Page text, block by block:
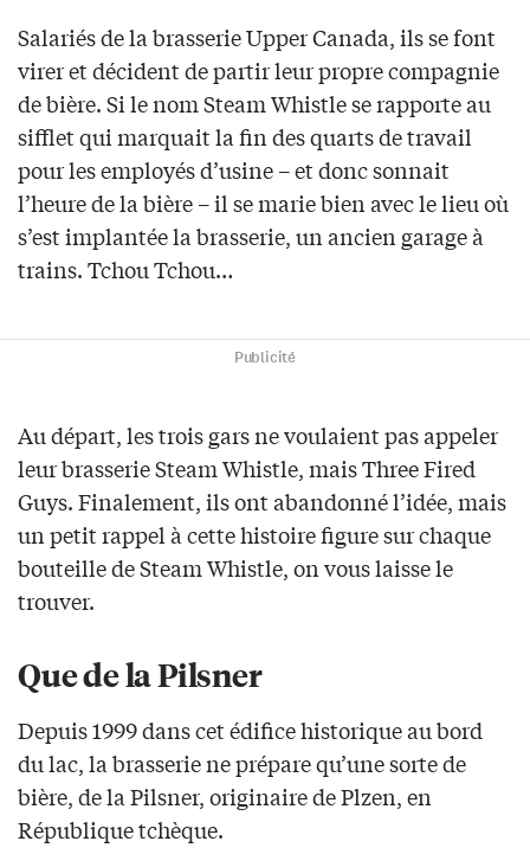
Salariés de la brasserie Upper Canada, ils se font
virer et décident de partir leur propre compagnie
de bière. Si le nom Steam Whistle se rapporte au
sifflet qui marquait la fin des quarts de travail
pour les employés d’usine – et donc sonnait
l’heure de la bière – il se marie bien avec le lieu où
s’est implantée la brasserie, un ancien garage à
trains. Tchou Tchou…
Publicité
Au départ, les trois gars ne voulaient pas appeler
leur brasserie Steam Whistle, mais Three Fired
Guys. Finalement, ils ont abandonné l’idée, mais
un petit rappel à cette histoire figure sur chaque
bouteille de Steam Whistle, on vous laisse le
trouver.
Que de la Pilsner
Depuis 1999 dans cet édifice historique au bord
du lac, la brasserie ne prépare qu’une sorte de
bière, de la Pilsner, originaire de Plzen, en
République tchèque.